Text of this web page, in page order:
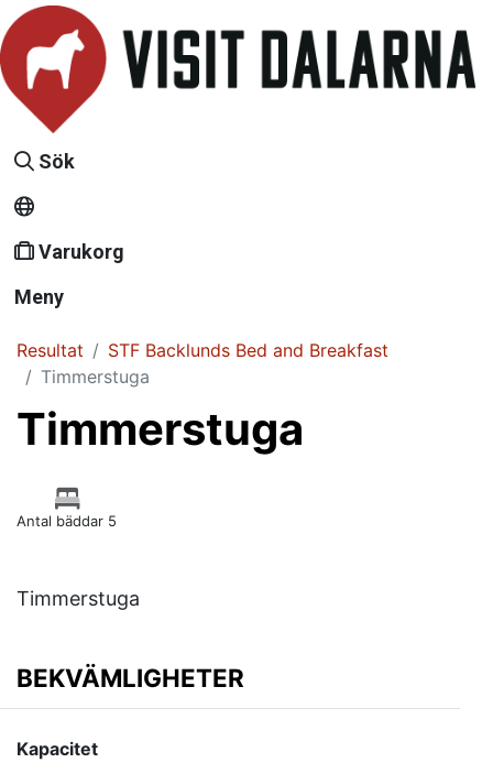
Sök
Varukorg
Meny
Resultat
STF Backlunds Bed and Breakfast
Timmerstuga
Timmerstuga
Antal bäddar 5
Timmerstuga
BEKVÄMLIGHETER
Kapacitet